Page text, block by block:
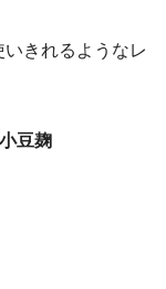
きれるようなレ
豆麹